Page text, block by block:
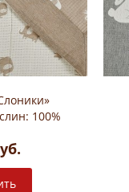
100%
OS)